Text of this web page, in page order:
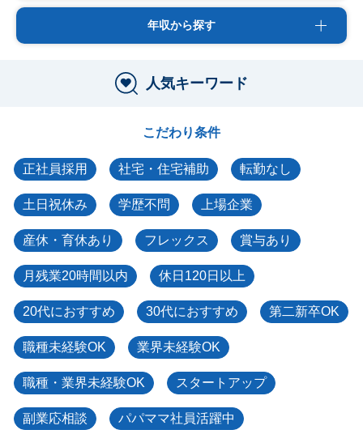
年収から探す
人気キーワード
こだわり条件
正社員採用 社宅・住宅補助 転勤なし
土日祝休み 学歴不問 上場企業
産休・育休あり フレックス 賞与あり
月残業20時間以内 休日120日以上
20代におすすめ 30代におすすめ 第二新卒OK
職種未経験OK 業界未経験OK
職種・業界未経験OK スタートアップ
副業応相談 パパママ社員活躍中